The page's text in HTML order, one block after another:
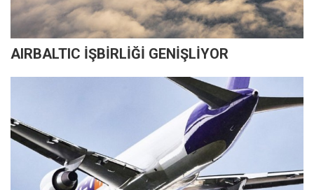
AIRBALTIC İŞBİRLİĞİ GENİŞLİYOR